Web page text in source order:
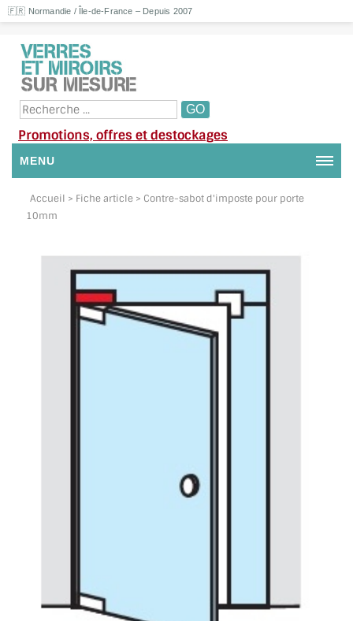
🇫🇷 Normandie / Île-de-France – Depuis 2007
Promotions, offres et destockages
MENU
NOUS CONTACTER
SUIVI DE DEVIS
AMBIANCE LAITON BROSSÉ
MIROIR DÉCORATIF DE COULEUR
Accueil > Fiche article > Contre-sabot d'imposte pour porte
10mm